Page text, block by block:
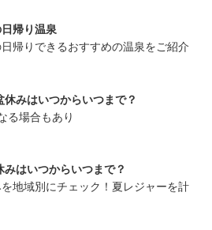
帰り温泉
帰りできるおすすめの温泉をご紹介
休みはいつからいつまで？
る場合もあり
みはいつからいつまで？
地域別にチェック！夏レジャーを計